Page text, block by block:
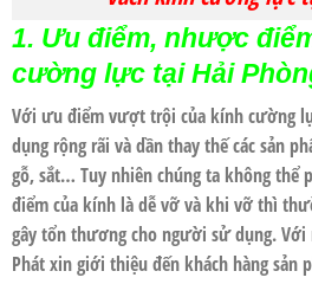
1. Ưu điểm, nhược
cường lực tại Hải
Với ưu điểm vượt trội của kính cường
dụng rộng rãi và dần thay thế các sản
gỗ, sắt… Tuy nhiên chúng ta không thể
điểm của kính là dễ vỡ và khi vỡ thì
gây tổn thương cho người sử dụng.
Phátxin giới thiệu đến khách hàng sản